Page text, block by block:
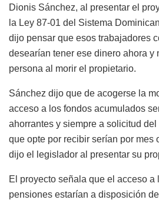
Dionis Sánchez, al presentar el
la Ley 87-01 del Sistema
dijo pensar que esos trabajadores
desearían tener ese dinero ahora y
persona al morir el propietario.
Sánchez dijo que de acogerse la
acceso a los fondos acumulados
ahorrantes y siempre a solicitud del
que opte por recibir serían por mes
dijo el legislador al presentar su
El proyecto señala que el acceso a
pensiones estarían a disposición